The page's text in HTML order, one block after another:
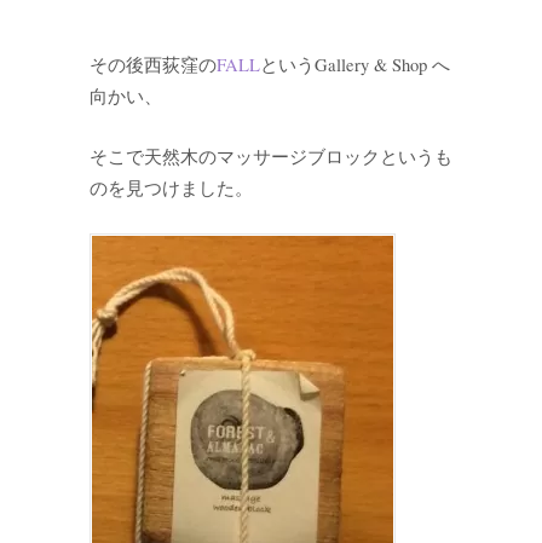
その後西荻窪のFALLというGallery & Shop へ
向かい、
そこで天然木のマッサージブロックというも
のを見つけました。